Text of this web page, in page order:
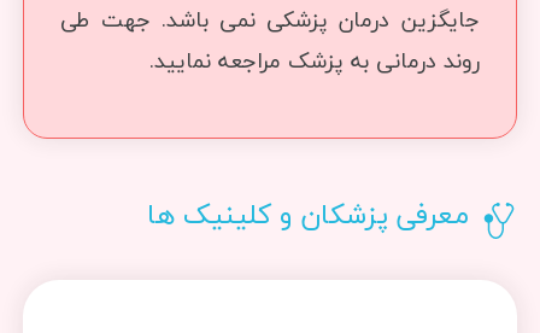
جایگزین درمان پزشکی نمی باشد. جهت طی
روند درمانی به پزشک مراجعه نمایید.
معرفی پزشکان و کلینیک ها